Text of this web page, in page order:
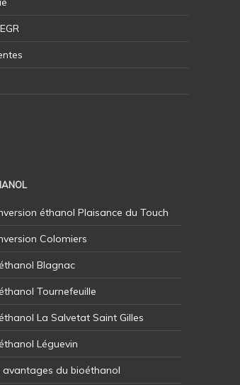
éthanol Plaisance du Touch
Colomiers
Blagnac
Tournefeuille
La Salvetat Saint Gilles
Léguevin
avantages du bioéthanol